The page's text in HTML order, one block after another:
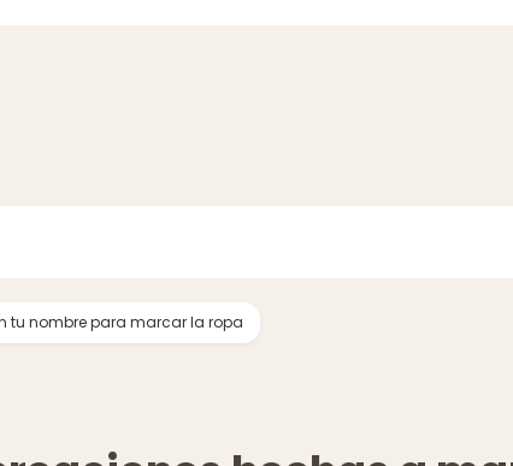
tu nombre para marcar la ropa